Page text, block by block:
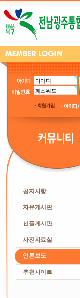
공지사항
자유게시판
선플게시판
사진자료실
언론보도
추천사이트